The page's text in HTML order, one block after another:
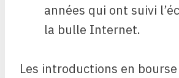
années qui ont suivi
la bulle Internet.
Les introductions en